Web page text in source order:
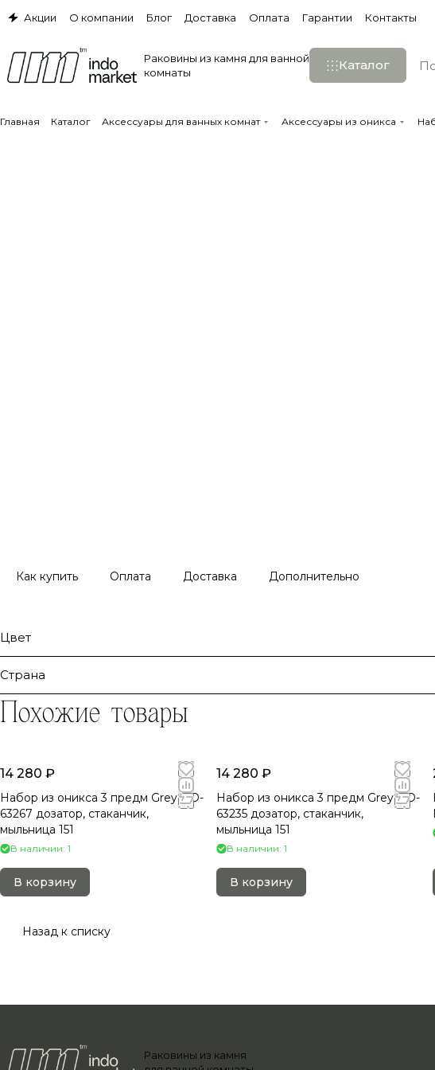
Акции О компании Блог Доставка Оплата Гарантии Контакты
Раковины из камня для ванной
комнаты
Каталог
Главная Каталог Аксессуары для ванных комнат Аксессуары из оникса
Как купить Оплата Доставка Дополнительно
Цвет
Страна
Похожие товары
14 280 ₽
Набор из оникса 3 предм Grey NO-
63267 дозатор, стаканчик,
мыльница 151
В наличии: 1
В корзину
14 280 ₽
Набор из оникса 3 предм Grey NO-
63235 дозатор, стаканчик,
мыльница 151
В наличии: 1
В корзину
Назад к списку
Раковины из камня